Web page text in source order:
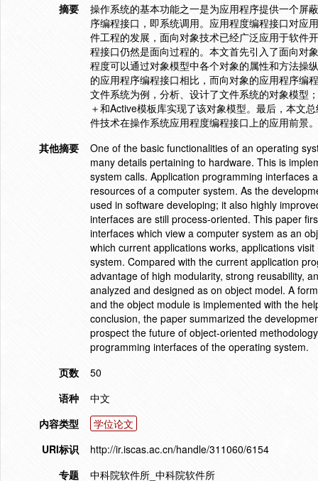
摘要
操作系统的基本功能之一是为应用程序提供一个屏
序编程接口，即系统调用。应用程度编程接口对应
件工程的发展，面向对象技术已经广泛应用于软件
程接口仍然是面向过程的。本文首先引入了面向对
程度可以通过对象模型中各个对象的属性和方法操
的应用程序编程接口相比，而向对象的应用程序编
文件系统为例，分析、设计了文件系统的对象模型
＋和Active模板库实现了该对象模型。最后，本文
件技术在操作系统应用程度编程接口上的应用前景。
其他摘要
One of the basic functionalities of an operating
many details pertaining to hardware. This is
system calls. Application programming interfaces
resources of a computer system. As the
used in software developing; it also highly
interfaces are still process-oriented. This paper
interfaces which view a computer system as an
which current applications works, applications
system. Compared with the current application
advantage of high modularity, strong reusability,
analyzed and designed as on object model. A
and the object module is implemented with the
conclusion, the paper summarized the
prospect the future of object-oriented
programming interfaces of the operating system.
页数
50
语种
中文
内容类型
学位论文
URI标识
http://ir.iscas.ac.cn/handle/311060/6154
专题
中科院软件所_中科院软件所